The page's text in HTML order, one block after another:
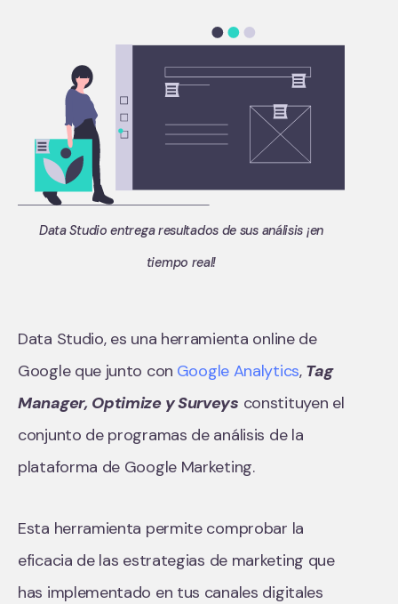
Data Studio entrega resultados de sus análisis ¡en
tiempo real!
Data Studio, es una herramienta online de
Google que junto con Google Analytics, Tag
Manager, Optimize y Surveys constituyen el
conjunto de programas de análisis de la
plataforma de Google Marketing.
Esta herramienta permite comprobar la
eficacia de las estrategias de marketing que
has implementado en tus canales digitales